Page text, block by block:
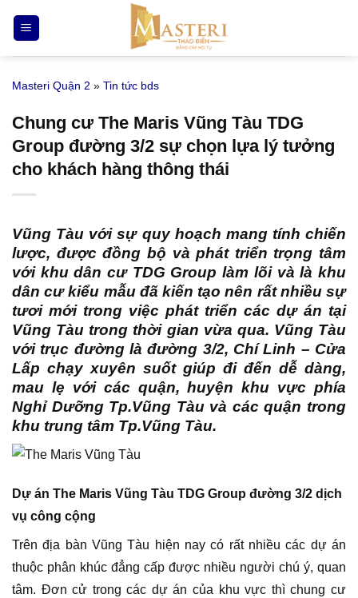
qua
nội
Masteri Quận 2 » Tin tức bds
Chung cư The Maris Vũng Tàu TDG
Group đường 3/2 sự chọn lựa lý tưởng
cho khách hàng thông thái
Vũng Tàu với sự quy hoạch mang tính chiến
lược, được đồng bộ và phát triển trọng tâm
với khu dân cư TDG Group làm lõi và là khu
dân cư kiểu mẫu đã kiến tạo nên rất nhiều sự
tươi mới trong việc phát triển các dự án tại
Vũng Tàu trong thời gian vừa qua. Vũng Tàu
với trục đường là đường 3/2, Chí Linh – Cửa
Lấp chạy xuyên suốt giúp đi đến dễ dàng,
mau lẹ với các quận, huyện khu vực phía
Nghỉ Dưỡng Tp.Vũng Tàu và các quận trong
khu trung tâm Tp.Vũng Tàu.
Dự án The Maris Vũng Tàu TDG Group đường 3/2 dịch
vụ công cộng
Trên địa bàn Vũng Tàu hiện nay có rất nhiều các dự án
thuộc phân khúc đẳng cấp được nhiều người chú ý, quan
tâm. Đơn cử trong các dự án của khu vực thì chung cư